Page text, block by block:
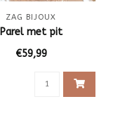
ZAG BIJOUX
Parel met pit
€59,99